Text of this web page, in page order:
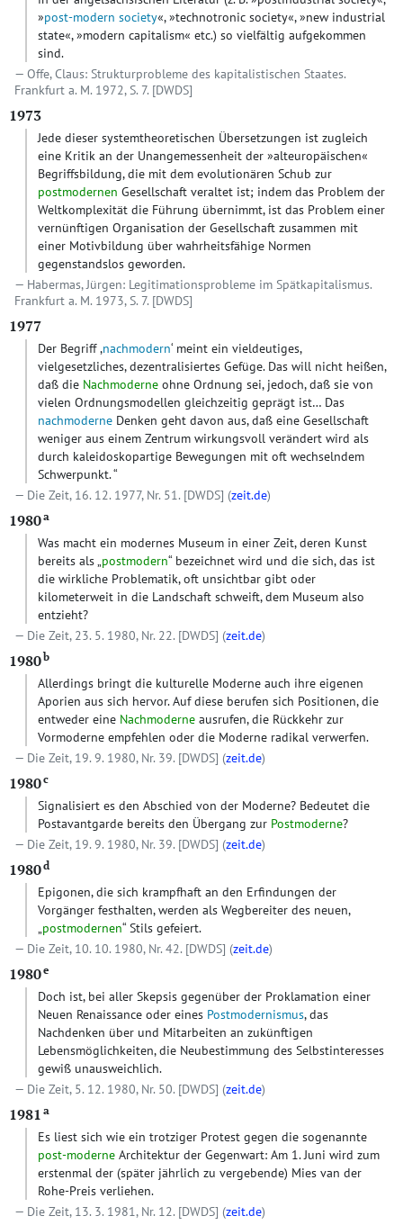
»post-modern society«, »technotronic society«, »new industrial
state«, »modern capitalism« etc.) so vielfältig aufgekommen
sind.
Offe, Claus: Strukturprobleme des kapitalistischen Staates.
Frankfurt a. M. 1972, S. 7. [DWDS]
1973
Jede dieser systemtheoretischen Übersetzungen ist zugleich
eine Kritik an der Unangemessenheit der »alteuropäischen«
Begriffsbildung, die mit dem evolutionären Schub zur
postmodernen Gesellschaft veraltet ist; indem das Problem der
Weltkomplexität die Führung übernimmt, ist das Problem einer
vernünftigen Organisation der Gesellschaft zusammen mit
einer Motivbildung über wahrheitsfähige Normen
gegenstandslos geworden.
Habermas, Jürgen: Legitimationsprobleme im Spätkapitalismus.
Frankfurt a. M. 1973, S. 7. [DWDS]
1977
Der Begriff ,nachmodern‘ meint ein vieldeutiges,
vielgesetzliches, dezentralisiertes Gefüge. Das will nicht heißen,
daß die Nachmoderne ohne Ordnung sei, jedoch, daß sie von
vielen Ordnungsmodellen gleichzeitig geprägt ist… Das
nachmoderne Denken geht davon aus, daß eine Gesellschaft
weniger aus einem Zentrum wirkungsvoll verändert wird als
durch kaleidoskopartige Bewegungen mit oft wechselndem
Schwerpunkt. “
Die Zeit, 16. 12. 1977, Nr. 51. [DWDS] (zeit.de)
1980a
Was macht ein modernes Museum in einer Zeit, deren Kunst
bereits als „postmodern“ bezeichnet wird und die sich, das ist
die wirkliche Problematik, oft unsichtbar gibt oder
kilometerweit in die Landschaft schweift, dem Museum also
entzieht?
Die Zeit, 23. 5. 1980, Nr. 22. [DWDS] (zeit.de)
1980b
Allerdings bringt die kulturelle Moderne auch ihre eigenen
Aporien aus sich hervor. Auf diese berufen sich Positionen, die
entweder eine Nachmoderne ausrufen, die Rückkehr zur
Vormoderne empfehlen oder die Moderne radikal verwerfen.
Die Zeit, 19. 9. 1980, Nr. 39. [DWDS] (zeit.de)
1980c
Signalisiert es den Abschied von der Moderne? Bedeutet die
Postavantgarde bereits den Übergang zur Postmoderne?
Die Zeit, 19. 9. 1980, Nr. 39. [DWDS] (zeit.de)
1980d
Epigonen, die sich krampfhaft an den Erfindungen der
Vorgänger festhalten, werden als Wegbereiter des neuen,
„postmodernen“ Stils gefeiert.
Die Zeit, 10. 10. 1980, Nr. 42. [DWDS] (zeit.de)
1980e
Doch ist, bei aller Skepsis gegenüber der Proklamation einer
Neuen Renaissance oder eines Postmodernismus, das
Nachdenken über und Mitarbeiten an zukünftigen
Lebensmöglichkeiten, die Neubestimmung des Selbstinteresses
gewiß unausweichlich.
Die Zeit, 5. 12. 1980, Nr. 50. [DWDS] (zeit.de)
1981 a
Es liest sich wie ein trotziger Protest gegen die sogenannte
post-moderne Architektur der Gegenwart: Am 1. Juni wird zum
erstenmal der (später jährlich zu vergebende) Mies van der
Rohe-Preis verliehen.
Die Zeit, 13. 3. 1981, Nr. 12. [DWDS] (zeit.de)